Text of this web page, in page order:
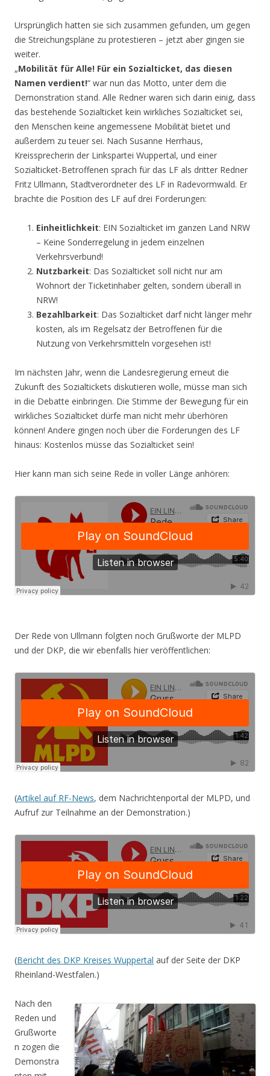
Ursprünglich hatten sie sich zusammen gefunden, um gegen
die Streichungspläne zu protestieren – jetzt aber gingen sie
weiter.
„Mobilität für Alle! Für ein Sozialticket, das diesen
Namen verdient!“ war nun das Motto, unter dem die
Demonstration stand. Alle Redner waren sich darin einig, dass
das bestehende Sozialticket kein wirkliches Sozialticket sei,
den Menschen keine angemessene Mobilität bietet und
außerdem zu teuer sei. Nach Susanne Herrhaus,
Kreissprecherin der Linkspartei Wuppertal, und einer
Sozialticket-Betroffenen sprach für das LF als dritter Redner
Fritz Ullmann, Stadtverordneter des LF in Radevormwald. Er
brachte die Position des LF auf drei Forderungen:
Einheitlichkeit: EIN Sozialticket im ganzen Land NRW
– Keine Sonderregelung in jedem einzelnen
Verkehrsverbund!
Nutzbarkeit: Das Sozialticket soll nicht nur am
Wohnort der Ticketinhaber gelten, sondern überall in
NRW!
Bezahlbarkeit: Das Sozialticket darf nicht länger mehr
kosten, als im Regelsatz der Betroffenen für die
Nutzung von Verkehrsmitteln vorgesehen ist!
Im nächsten Jahr, wenn die Landesregierung erneut die
Zukunft des Sozialtickets diskutieren wolle, müsse man sich
in die Debatte einbringen. Die Stimme der Bewegung für ein
wirkliches Sozialticket dürfe man nicht mehr überhören
können! Andere gingen noch über die Forderungen des LF
hinaus: Kostenlos müsse das Sozialticket sein!
Hier kann man sich seine Rede in voller Länge anhören:
Der Rede von Ullmann folgten noch Grußworte der MLPD
und der DKP, die wir ebenfalls hier veröffentlichen:
(Artikel auf RF-News, dem Nachrichtenportal der MLPD, und
Aufruf zur Teilnahme an der Demonstration.)
(Bericht des DKP Kreises Wuppertal auf der Seite der DKP
Rheinland-Westfalen.)
Nach den
Reden und
Grußworte
n zogen die
Demonstra